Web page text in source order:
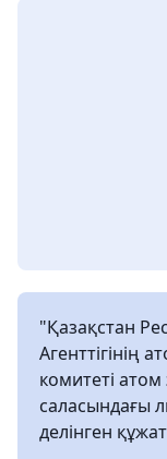
"Қазақстан
Агенттігінің
комитеті
саласындағы
делінген